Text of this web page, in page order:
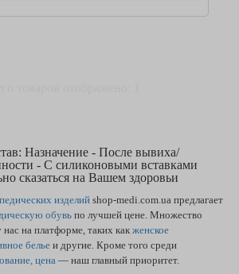
Назначение - После вывиха/
- С силиконовыми вставками
сказаться на Вашем здоровьи
изделий shop-medi.com.ua предлагает
обувь по лучшей цене. Множество
на платформе, таких как женское
белье и другие. Кроме того среди
цена — наш главный приоритет.